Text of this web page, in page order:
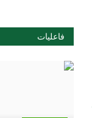
فاعليات